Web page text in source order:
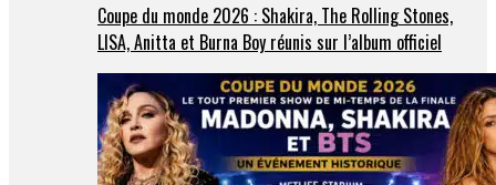
Coupe du monde 2026 : Shakira, The Rolling Stones,
LISA, Anitta et Burna Boy réunis sur l’album officiel